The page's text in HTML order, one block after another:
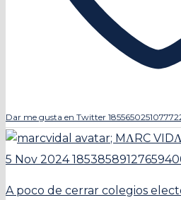
Dar me gusta en Twitter
; MΛRC
5 Nov 2024
A poco de cerrar colegios